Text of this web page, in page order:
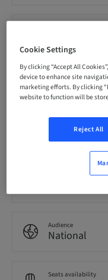
Price per Participant
CHF 900.00
Language
French
Audience
National
Seats availability
Cookie Settings
By clicking “Accept All
device to enhance site
marketing efforts. By clicking
website to function will be
Reject All